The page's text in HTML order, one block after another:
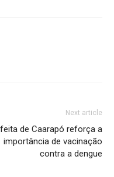
Next article
de Caarapó reforça a
importância de vacinação
contra a dengue